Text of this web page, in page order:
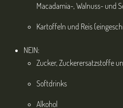
Macadamia-, Walnuss- und
Kartoffeln und Reis
NEIN:
Zucker, Zuckerersatzstoffe
Softdrinks
Alkohol